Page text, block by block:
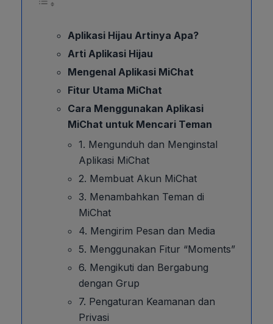
Aplikasi Hijau Artinya Apa?
Arti Aplikasi Hijau
Mengenal Aplikasi MiChat
Fitur Utama MiChat
Cara Menggunakan Aplikasi
MiChat untuk Mencari Teman
1. Mengunduh dan Menginstal
Aplikasi MiChat
2. Membuat Akun MiChat
3. Menambahkan Teman di
MiChat
4. Mengirim Pesan dan Media
5. Menggunakan Fitur “Moments”
6. Mengikuti dan Bergabung
dengan Grup
7. Pengaturan Keamanan dan
Privasi